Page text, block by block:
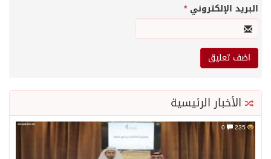
البريد الإلكتروني*
الأخبار الرئيسية
235